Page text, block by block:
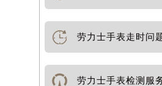
劳力士手表走时问
劳力士手表检测服